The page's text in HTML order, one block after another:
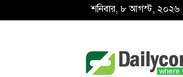
শনিবার, ৮ আগস্ট, ২০২৬